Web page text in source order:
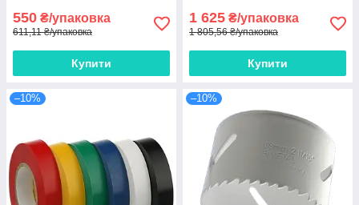
550 ₴/упаковка
611,11 ₴/упаковка
Купити
1 625 ₴/упаковка
1 805,56 ₴/упаковка
Купити
–10% –10%